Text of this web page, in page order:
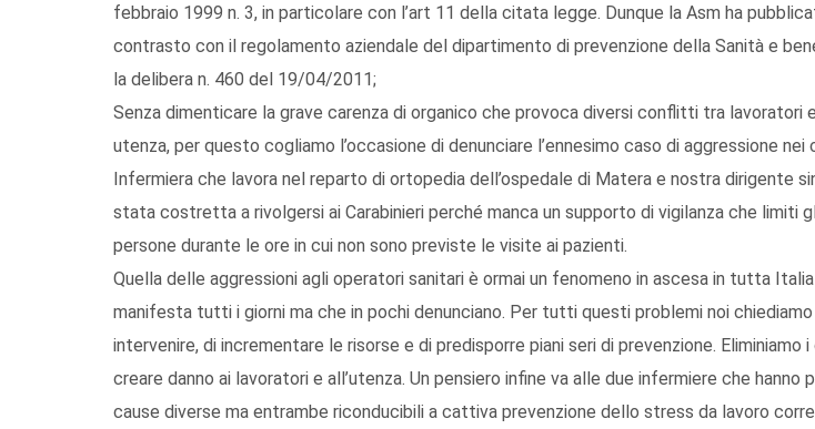
febbraio 1999 n. 3, in particolare con l’art 11 della citata legge. Dunque la Asm ha
contrasto con il regolamento aziendale del dipartimento di prevenzione della Sanità e
la delibera n. 460 del 19/04/2011;
Senza dimenticare la grave carenza di organico che provoca diversi conflitti tra lavoratori
utenza, per questo cogliamo l’occasione di denunciare l’ennesimo caso di aggressione nei
Infermiera che lavora nel reparto di ortopedia dell’ospedale di Matera e nostra dirigente
stata costretta a rivolgersi ai Carabinieri perché manca un supporto di vigilanza che limiti
persone durante le ore in cui non sono previste le visite ai pazienti.
Quella delle aggressioni agli operatori sanitari è ormai un fenomeno in ascesa in tutta
manifesta tutti i giorni ma che in pochi denunciano. Per tutti questi problemi noi
intervenire, di incrementare le risorse e di predisporre piani seri di prevenzione. Eliminiamo
creare danno ai lavoratori e all’utenza. Un pensiero infine va alle due infermiere che hanno
cause diverse ma entrambe riconducibili a cattiva prevenzione dello stress da lavoro